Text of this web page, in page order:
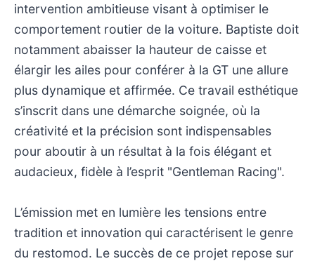
intervention ambitieuse visant à optimiser le
comportement routier de la voiture. Baptiste doit
notamment abaisser la hauteur de caisse et
élargir les ailes pour conférer à la GT une allure
plus dynamique et affirmée. Ce travail esthétique
s’inscrit dans une démarche soignée, où la
créativité et la précision sont indispensables
pour aboutir à un résultat à la fois élégant et
audacieux, fidèle à l’esprit "Gentleman Racing".
L’émission met en lumière les tensions entre
tradition et innovation qui caractérisent le genre
du restomod. Le succès de ce projet repose sur